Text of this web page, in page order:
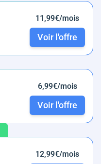
11,99€/mois
Voir l'offre
6,99€/mois
Voir l'offre
12,99€/mois